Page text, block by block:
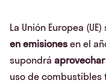
La Unión Europea
en emisiones en el
supondrá
uso de combustibles